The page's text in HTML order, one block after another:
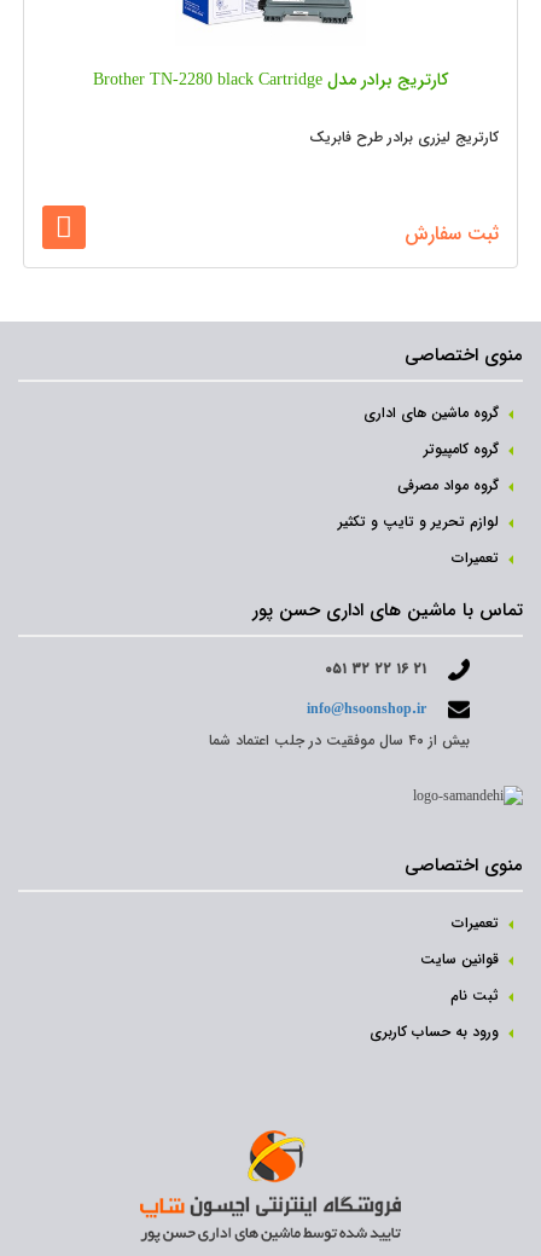
کارتریج برادر مدل Brother TN-2280 black Cartridge
کارتریج لیزری برادر طرح فابریک
ثبت سفارش
منوی اختصاصی
گروه ماشین های اداری
گروه کامپیوتر
گروه مواد مصرفی
لوازم تحریر و تایپ و تکثیر
تعمیرات
تماس با ماشین های اداری حسن پور
۰۵۱ ۳۲ ۲۲ ۱۶ ۲۱
info@hsoonshop.ir
بیش از ۴۰ سال موفقیت در جلب اعتماد شما
منوی اختصاصی
تعمیرات
قوانین سایت
ثبت نام‌
ورود به حساب کاربری